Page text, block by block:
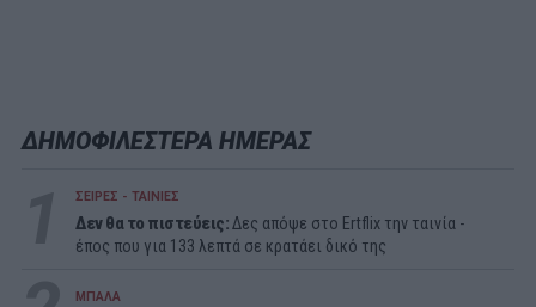
ΔΗΜΟΦΙΛΕΣΤΕΡΑ ΗΜΕΡΑΣ
ΣΕΙΡΕΣ - ΤΑΙΝΙΕΣ
Δεν θα το πιστεύεις:Δες απόψε στο Ertflix την ταινία -
έπος που για 133 λεπτά σε κρατάει δικό της
ΜΠΑΛΑ